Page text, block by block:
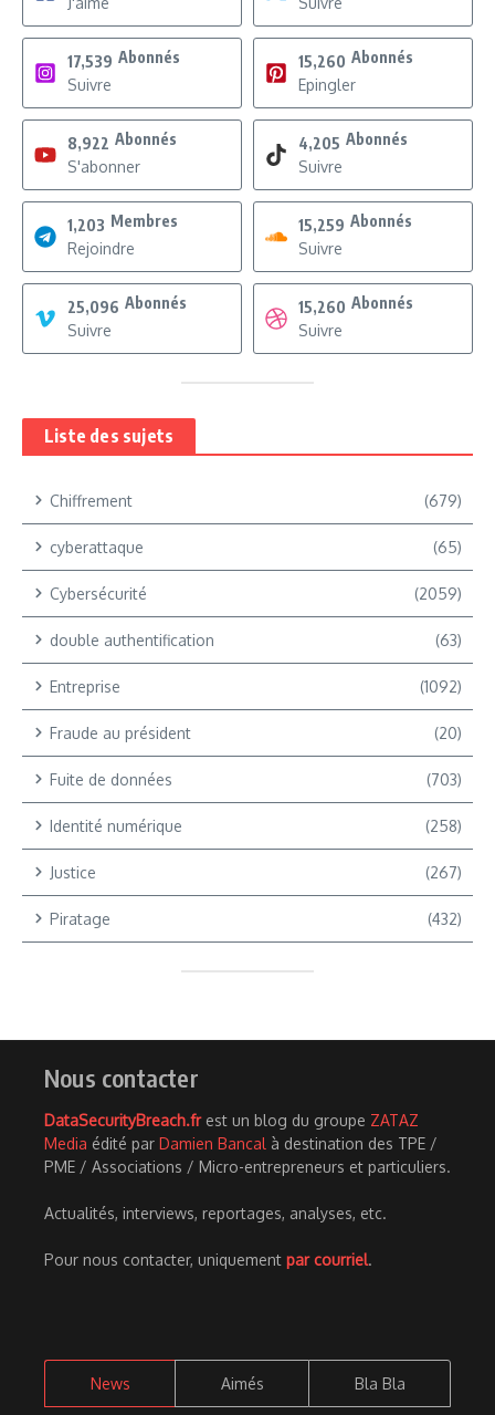
17,539 Abonnés
Suivre
15,260 Abonnés
Epingler
8,922 Abonnés
S'abonner
4,205 Abonnés
Suivre
1,203 Membres
Rejoindre
15,259 Abonnés
Suivre
25,096 Abonnés
Suivre
15,260 Abonnés
Suivre
Liste des sujets
Chiffrement (679)
cyberattaque (65)
Cybersécurité (2059)
double authentification (63)
Entreprise (1092)
Fraude au président (20)
Fuite de données (703)
Identité numérique (258)
Justice (267)
Piratage (432)
Nous contacter
DataSecurityBreach.frest un blog du groupe ZATAZ
Media édité par Damien Bancal à destination des TPE /
PME / Associations / Micro-entrepreneurs et particuliers.
Actualités, interviews, reportages, analyses, etc.
Pour nous contacter, uniquement par courriel.
News Aimés Bla Bla